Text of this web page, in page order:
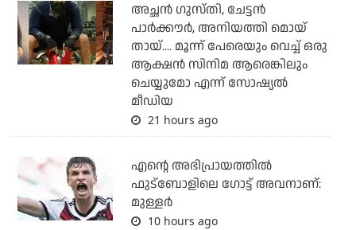
അച്ഛന്‍ ഗുസ്തി, ചേട്ടന്‍
പാര്‍ക്കൗര്‍, അനിയത്തി മൊയ്
തായ്.... മൂന്ന് പേരെയും വെച്ച് ഒരു
ആക്ഷന്‍ സിനിമ ആരെങ്കിലും
ചെയ്യുമോ എന്ന് സോഷ്യല്‍
മീഡിയ
21 hours ago
എന്റെ അഭിപ്രായത്തില്‍
ഫുട്‌ബോളിലെ ഗോട്ട് അവനാണ്:
മുള്ളര്‍
10 hours ago